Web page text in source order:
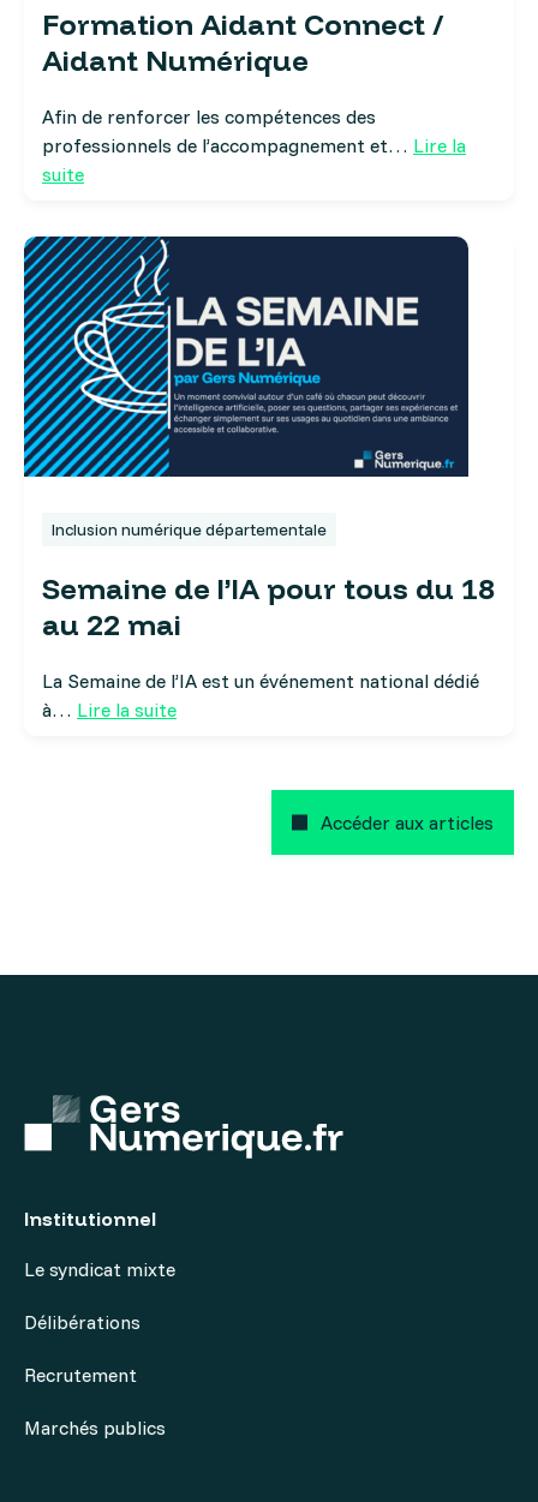
Formation Aidant Connect /
Aidant Numérique
Afin de renforcer les compétences des
professionnels de l’accompagnement et… Lire la
suite
Inclusion numérique départementale
Semaine de l’IA pour tous du 18
au 22 mai
La Semaine de l’IA est un événement national dédié
à… Lire la suite
Accéder aux articles
Institutionnel
Le syndicat mixte
Délibérations
Recrutement
Marchés publics